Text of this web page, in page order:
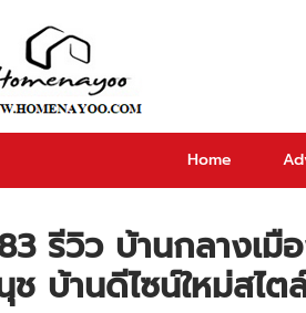
Home
รีวิว บ้านกลางเ
บ้านดีไซน์ใหม่สไต